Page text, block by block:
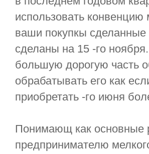
использовать
ваши покупкы
сделаны на 15 -го
большую дорогую часть
обрабатывать его как
приобретать -го июня
Понимающ как основные
предпринимателю